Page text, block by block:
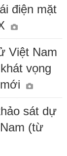
điện mặt
Việt Nam
vọng
sát dự
(từ